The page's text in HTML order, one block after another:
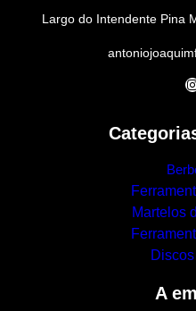
Largo do Intendente Pina
Instagram
Martelos
A